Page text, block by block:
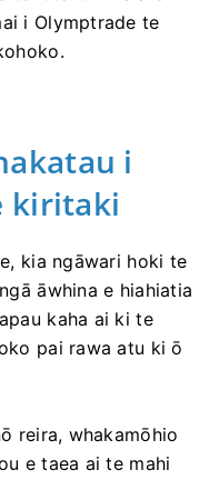
i Olymptrade te
i
kiritaki
kia ngāwari hoki te
āwhina e hiahiatia
kaha ai ki te
pai rawa atu ki ō
reira, whakamōhio
e taea ai te mahi